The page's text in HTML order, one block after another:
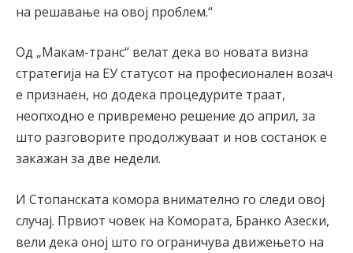
на решавање на овој проблем.“
Од „Макам-транс“ велат дека во новата визна
стратегија на ЕУ статусот на професионален возач
е признаен, но додека процедурите траат,
неопходно е привремено решение до април, за
што разговорите продолжуваат и нов состанок е
закажан за две недели.
И Стопанската комора внимателно го следи овој
случај. Првиот човек на Комората, Бранко Азески,
вели дека оној што го ограничува движењето на